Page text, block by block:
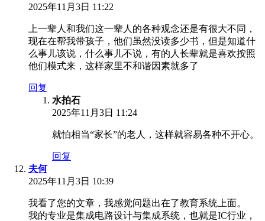
2025年11月3日 11:22
上一辈人和我们这一辈人的各种观念还是有很大不同，
现在在帮我带孩子，他们虽然没读多少书，但是知道什
么事儿该说，什么事儿不说，有的人长辈就是喜欢按照
他们模式来，这样家里不和谐因素就多了
回复
水拍石
2025年11月3日 11:24
就怕相当“家长”的老人，这样就容易各种不开心。
回复
夫何
2025年11月3日 10:39
我看了您的文章，我感觉问题出在了教育系统上面。
我的专业是集成电路设计与集成系统，也就是IC行业，